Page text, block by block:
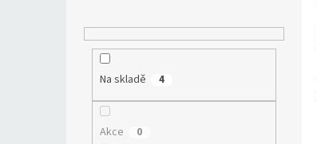
Na skladě 4
Akce 0